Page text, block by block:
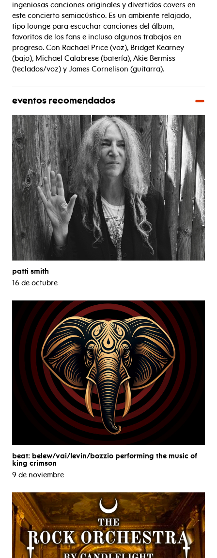
ingeniosas canciones originales y divertidos covers en
este concierto semiacústico. Es un ambiente relajado,
tipo lounge para escuchar canciones del álbum,
favoritos de los fans e incluso algunos trabajos en
progreso. Con Rachael Price (voz), Bridget Kearney
(bajo), Michael Calabrese (batería), Akie Bermiss
(teclados/voz) y James Cornelison (guitarra).
eventos recomendados
patti smith
16 de octubre
beat: belew/vai/levin/bozzio performing the music of
king crimson
9 de noviembre